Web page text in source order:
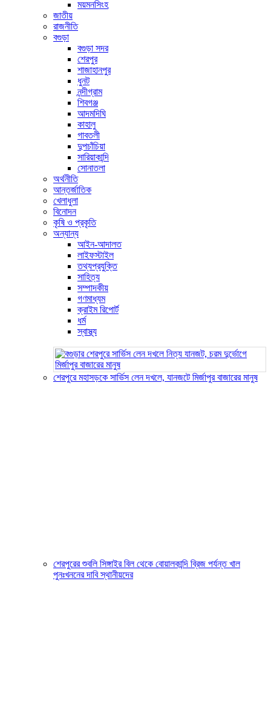
ময়মনসিংহ
জাতীয়
রাজনীতি
বগুড়া
বগুড়া সদর
শেরপুর
শাজাহানপুর
ধুনট
নন্দীগ্রাম
শিবগঞ্জ
আদমদিঘি
কাহালু
গাবতলী
দুপচাঁচিয়া
সারিয়াকান্দি
সোনাতলা
অর্থনীতি
আন্তর্জাতিক
খেলাধুলা
বিনোদন
কৃষি ও প্রকৃতি
অন্যান্য
আইন-আদালত
লাইফস্টাইল
তথ্যপ্রযুক্তি
সাহিত্য
সম্পাদকীয়
গণমাধ্যম
ক্রাইম রিপোর্ট
ধর্ম
স্বাস্থ্য
শেরপুরে মহাসড়কে সার্ভিস লেন দখলে, যানজটে মির্জাপুর বাজারের মানুষ
শেরপুরের শুবলি সিঙ্গাইর বিল থেকে বোয়ালকান্দি ব্রিজ পর্যন্ত খাল
পুনঃখননের দাবি স্থানীয়দের